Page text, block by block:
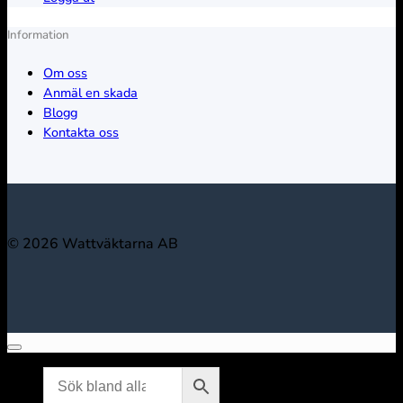
Information
Om oss
Anmäl en skada
Blogg
Kontakta oss
© 2026 Wattväktarna AB